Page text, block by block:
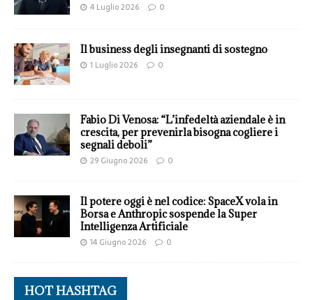
4 Luglio 2026 0
Il business degli insegnanti di sostegno
1 Luglio 2026 0
Fabio Di Venosa: “L’infedeltà aziendale è in
crescita, per prevenirla bisogna cogliere i
segnali deboli”
29 Giugno 2026 0
Il potere oggi è nel codice: SpaceX vola in
Borsa e Anthropic sospende la Super
Intelligenza Artificiale
14 Giugno 2026 0
HOT HASHTAG